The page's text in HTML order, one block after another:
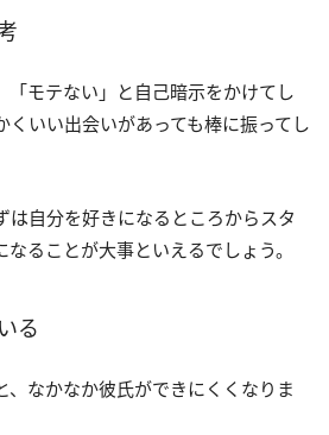
「モテない」と自己暗示をかけてし
くいい出会いがあっても棒に振ってし
は自分を好きになるところからスタ
ることが大事といえるでしょう。
る
、なかなか彼氏ができにくくなりま